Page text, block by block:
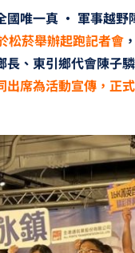
國唯一真 • 軍事越野
松菸舉辦起跑記者會
長、東引鄉代會陳子
出席為活動宣傳，正